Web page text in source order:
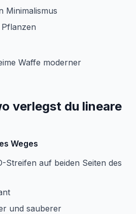
Minimalismus
Waffe moderner
verlegst du lineare
Weges
Streifen auf beiden Seiten des
und sauberer